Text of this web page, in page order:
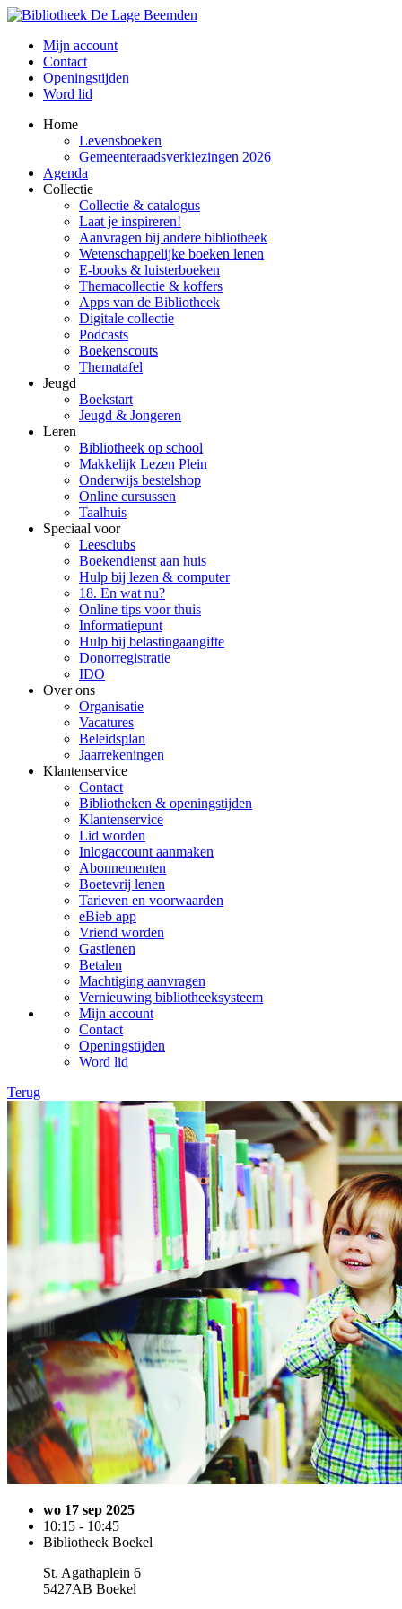
Mijn account
Contact
Openingstijden
Word lid
Home
Levensboeken
Gemeenteraadsverkiezingen 2026
Agenda
Collectie
Collectie & catalogus
Laat je inspireren!
Aanvragen bij andere bibliotheek
Wetenschappelijke boeken lenen
E-books & luisterboeken
Themacollectie & koffers
Apps van de Bibliotheek
Digitale collectie
Podcasts
Boekenscouts
Thematafel
Jeugd
Boekstart
Jeugd & Jongeren
Leren
Bibliotheek op school
Makkelijk Lezen Plein
Onderwijs bestelshop
Online cursussen
Taalhuis
Speciaal voor
Leesclubs
Boekendienst aan huis
Hulp bij lezen & computer
18. En wat nu?
Online tips voor thuis
Informatiepunt
Hulp bij belastingaangifte
Donorregistratie
IDO
Over ons
Organisatie
Vacatures
Beleidsplan
Jaarrekeningen
Klantenservice
Contact
Bibliotheken & openingstijden
Klantenservice
Lid worden
Inlogaccount aanmaken
Abonnementen
Boetevrij lenen
Tarieven en voorwaarden
eBieb app
Vriend worden
Gastlenen
Betalen
Machtiging aanvragen
Vernieuwing bibliotheeksysteem
Mijn account
Contact
Openingstijden
Word lid
Terug
wo 17 sep 2025
10:15 - 10:45
Bibliotheek Boekel
St. Agathaplein 6
5427AB Boekel